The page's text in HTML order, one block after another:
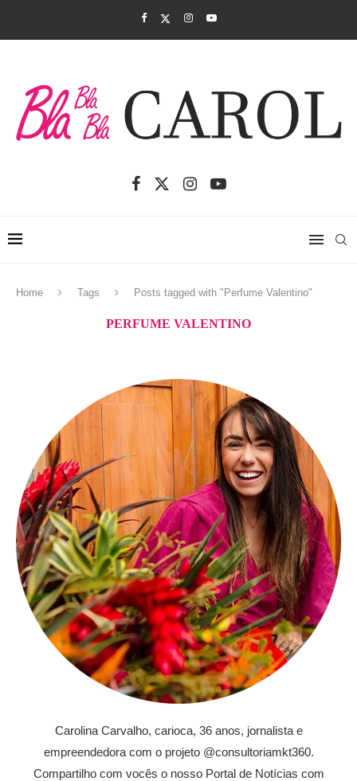
Home Tags Posts tagged with "Perfume Valentino"
PERFUME VALENTINO
Carolina Carvalho, carioca, 36 anos, jornalista e
empreendedora com o projeto @consultoriamkt360.
Compartilho com vocês o nosso Portal de Notícias com